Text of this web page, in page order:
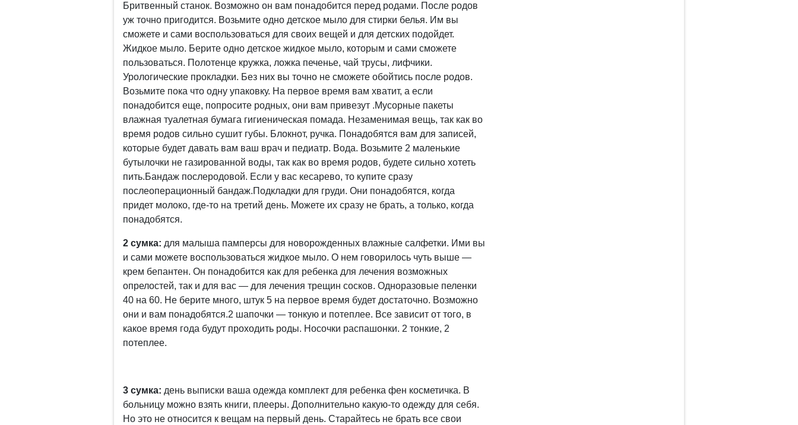
Бритвенный станок. Возможно он вам понадобится перед родами. После родов
уж точно пригодится. Возьмите одно детское мыло для стирки белья. Им вы
сможете и сами воспользоваться для своих вещей и для детских подойдет.
Жидкое мыло. Берите одно детское жидкое мыло, которым и сами сможете
пользоваться. Полотенце кружка, ложка печенье, чай трусы, лифчики.
Урологические прокладки. Без них вы точно не сможете обойтись после родов.
Возьмите пока что одну упаковку. На первое время вам хватит, а если
понадобится еще, попросите родных, они вам привезут .Мусорные пакеты
влажная туалетная бумага гигиеническая помада. Незаменимая вещь, так как во
время родов сильно сушит губы. Блокнот, ручка. Понадобятся вам для записей,
которые будет давать вам ваш врач и педиатр. Вода. Возьмите 2 маленькие
бутылочки не газированной воды, так как во время родов, будете сильно хотеть
пить.Бандаж послеродовой. Если у вас кесарево, то купите сразу
послеоперационный бандаж.Подкладки для груди. Они понадобятся, когда
придет молоко, где-то на третий день. Можете их сразу не брать, а только, когда
понадобятся.
2 сумка: для малыша памперсы для новорожденных влажные салфетки. Ими вы
и сами можете воспользоваться жидкое мыло. О нем говорилось чуть выше —
крем бепантен. Он понадобится как для ребенка для лечения возможных
опрелостей, так и для вас — для лечения трещин сосков. Одноразовые пеленки
40 на 60. Не берите много, штук 5 на первое время будет достаточно. Возможно
они и вам понадобятся.2 шапочки — тонкую и потеплее. Все зависит от того, в
какое время года будут проходить роды. Носочки распашонки. 2 тонкие, 2
потеплее.
3 сумка: день выписки ваша одежда комплект для ребенка фен косметичка. В
больницу можно взять книги, плееры. Дополнительно какую-то одежду для себя.
Но это не относится к вещам на первый день. Старайтесь не брать все свои